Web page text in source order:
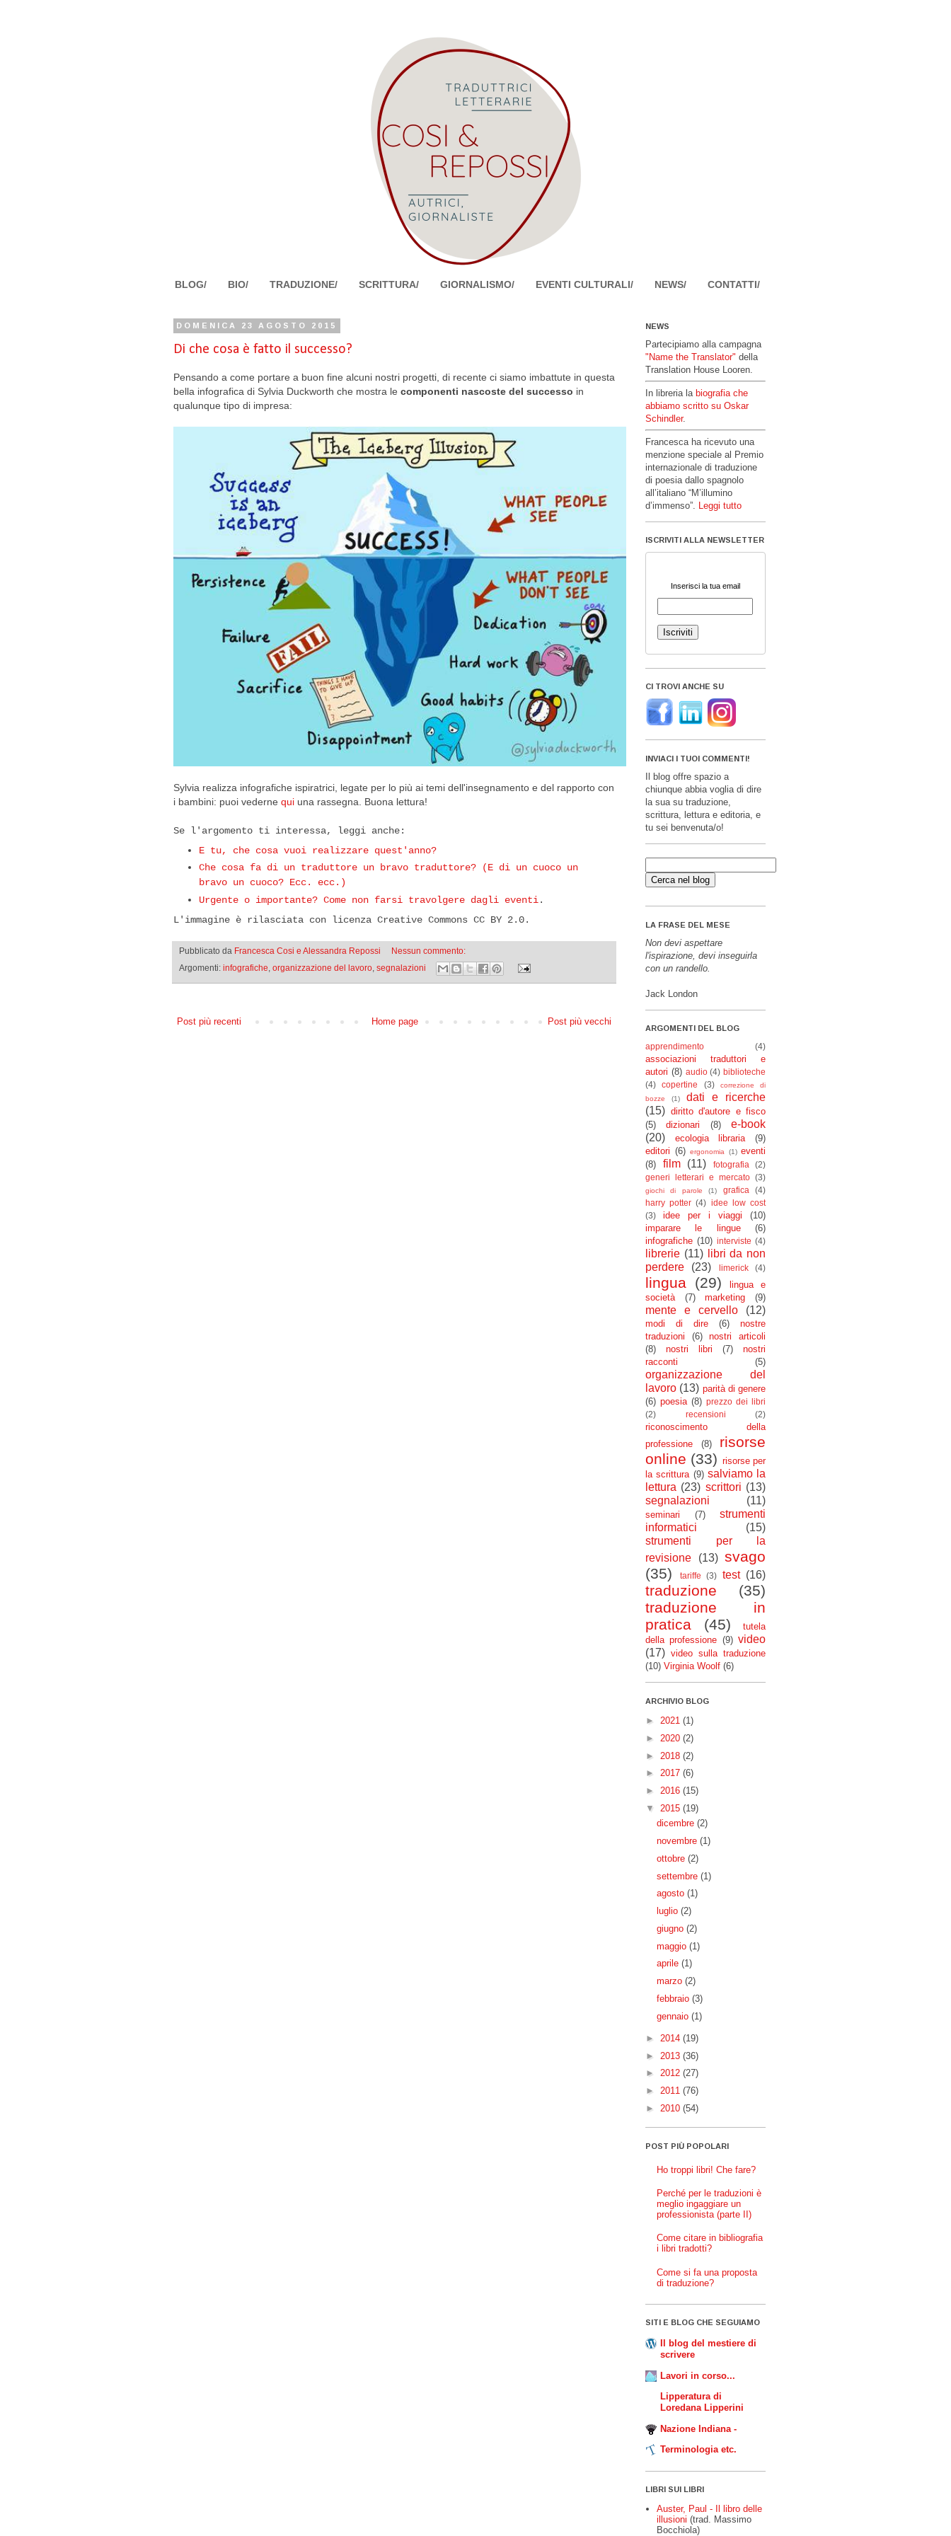
BLOG/ BIO/ TRADUZIONE/ SCRITTURA/ GIORNALISMO/ EVENTI CULTURALI/ NEWS/ CONTATTI/
DOMENICA 23 AGOSTO 2015
Di che cosa è fatto il successo?
Pensando a come portare a buon fine alcuni nostri progetti, di recente ci siamo imbattute in questa
bella infografica di Sylvia Duckworth che mostra le componenti nascoste del successo in
qualunque tipo di impresa:
Sylvia realizza infografiche ispiratrici, legate per lo più ai temi dell'insegnamento e del rapporto con
i bambini: puoi vederne qui una rassegna. Buona lettura!
Se l'argomento ti interessa, leggi anche:
E tu, che cosa vuoi realizzare quest'anno?
Che cosa fa di un traduttore un bravo traduttore? (E di un cuoco un
bravo un cuoco? Ecc. ecc.)
Urgente o importante? Come non farsi travolgere dagli eventi.
L'immagine è rilasciata con licenza Creative Commons CC BY 2.0.
Pubblicato da Francesca Cosi e Alessandra Repossi
Nessun commento:
Argomenti: infografiche organizzazione del lavoro segnalazioni
Post più recenti Post più vecchi
Home page
NEWS
Partecipiamo alla campagna
"Name the Translator" della
Translation House Looren.
In libreria la biografia che
abbiamo scritto su Oskar
Schindler.
Francesca ha ricevuto una
menzione speciale al Premio
internazionale di traduzione
di poesia dallo spagnolo
all’italiano “M’illumino
d’immenso”.
Leggi tutto
ISCRIVITI ALLA NEWSLETTER
Inserisci la tua email
CI TROVI ANCHE SU
INVIACI I TUOI COMMENTI!
Il blog offre spazio a
chiunque abbia voglia di dire
la sua su traduzione,
scrittura, lettura e editoria, e
tu sei benvenuta/o!
LA FRASE DEL MESE
Non devi aspettare
l'ispirazione, devi inseguirla
con un randello.
Jack London
ARGOMENTI DEL BLOG
apprendimento (4)
associazioni traduttori e
autori (8) audio (4) biblioteche
(4)
copertine (3)
correzione di
bozze
(1)
dati e ricerche
(15) diritto d'autore e fisco
(5)
dizionari (8)
e-book
(20)
ecologia libraria
(9)
editori (6) ergonomia (1) eventi
(8)
film (11) fotografia
(2)
generi letterari e mercato (3)
giochi di parole (1) grafica
(4)
harry potter (4) idee low cost
(3)
idee per i viaggi
(10)
imparare le lingue
(6)
infografiche (10) interviste (4)
librerie (11)
libri da non
perdere
(23) limerick (4)
lingua (29)
lingua e
società
(7) marketing (9)
mente e cervello (12)
modi di dire (6)
nostre
traduzioni
(6)
nostri articoli
(8)
nostri libri (7)
nostri
racconti
(5)
organizzazione del
lavoro (13) parità di genere
(6) poesia (8) prezzo dei libri
(2)
recensioni (2)
riconoscimento della
professione
(8)
risorse
online (33) risorse per
la scrittura (9) salviamo la
lettura (23) scrittori (13)
segnalazioni
(11)
seminari (7)
strumenti
informatici
(15)
strumenti per la
revisione
(13) svago
(35)
tariffe (3) test (16)
traduzione
(35)
traduzione in
pratica
(45)
tutela
della professione (9) video
(17) video sulla traduzione
(10) Virginia Woolf (6)
ARCHIVIO BLOG
► 2021 (1)
► 2020 (2)
► 2018 (2)
► 2017 (6)
► 2016 (15)
▼ 2015 (19)
dicembre (2)
novembre (1)
ottobre (2)
settembre (1)
agosto (1)
luglio (2)
giugno (2)
maggio (1)
aprile (1)
marzo (2)
febbraio (3)
gennaio (1)
► 2014 (19)
► 2013 (36)
► 2012 (27)
► 2011 (76)
► 2010 (54)
POST PIÙ POPOLARI
Ho troppi libri! Che fare?
Perché per le traduzioni è
meglio ingaggiare un
professionista (parte II)
Come citare in bibliografia
i libri tradotti?
Come si fa una proposta
di traduzione?
SITI E BLOG CHE SEGUIAMO
Il blog del mestiere di
scrivere
Lavori in corso...
Lipperatura di
Loredana Lipperini
Nazione Indiana -
Terminologia etc.
LIBRI SUI LIBRI
Auster, Paul - Il libro delle
illusioni (trad. Massimo
Bocchiola)